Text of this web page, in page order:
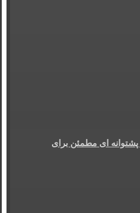
ای مطمئن برای